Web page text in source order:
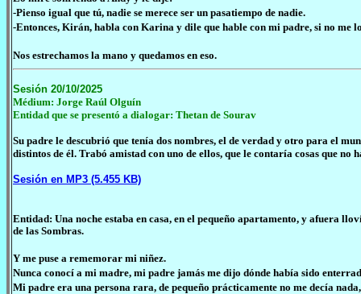
-Pienso igual que tú, nadie se merece ser un pasatiempo de nadie.
-Entonces, Kirán, habla con Karina y dile que hable con mi padre, si no me
Nos estrechamos la mano y quedamos en eso.
Sesión 20/10/2025
Médium: Jorge Raúl Olguín
Entidad que se presentó a dialogar: Thetan de Sourav
Su padre le descubrió que tenía dos nombres, el de verdad y otro para el
distintos de él. Trabó amistad con uno de ellos, que le contaría cosas que no
Sesión en MP3 (5.455 KB)
Entidad: Una noche estaba en casa, en el pequeño apartamento, y afuera
de las Sombras.
Y me puse a rememorar mi niñez.
Nunca conocí a mi madre, mi padre jamás me dijo dónde había sido
Mi padre era una persona rara, de pequeño prácticamente no me decía